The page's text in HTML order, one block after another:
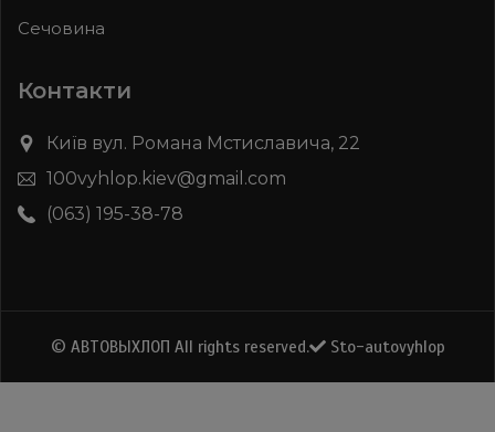
Сечовина
Контакти
Київ вул. Романа Мстиславича, 22
100vyhlop.kiev@gmail.com
(063) 195-38-78
© АВТОВЫХЛОП All rights reserved. Sto-autovyhlop